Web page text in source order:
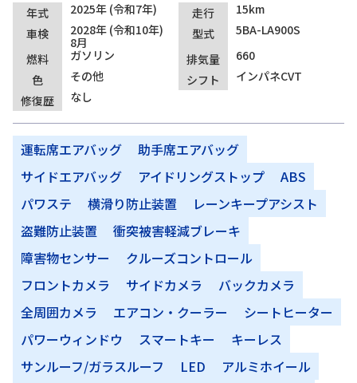
年式 2025年 (令和7年) 走行
15km
車検
2028年 (令和10年)
8月
型式
5BA-LA900S
燃料
ガソリン 排気量
660
色
その他 シフト
インパネCVT
修復歴
なし
運転席エアバッグ
助手席エアバッグ
サイドエアバッグ
アイドリングストップ
ABS
パワステ
横滑り防止装置
レーンキープアシスト
盗難防止装置
衝突被害軽減ブレーキ
障害物センサー
クルーズコントロール
フロントカメラ
サイドカメラ
バックカメラ
全周囲カメラ
エアコン・クーラー
シートヒーター
パワーウィンドウ
スマートキー
キーレス
サンルーフ/ガラスルーフ
LED
アルミホイール